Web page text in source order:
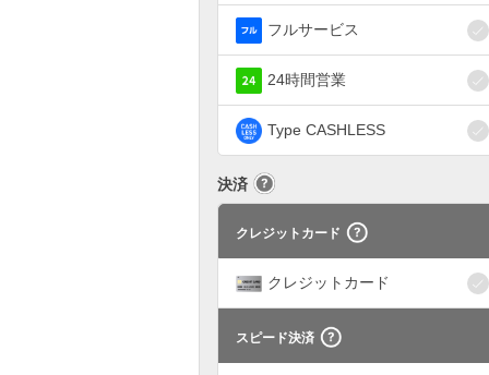
フルサービス
24時間営業
Type CASHLESS
決済
クレジットカード
クレジットカード
スピード決済